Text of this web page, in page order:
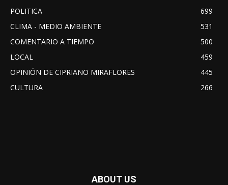
POLITICA
699
CLIMA - MEDIO AMBIENTE
531
COMENTARIO A TIEMPO
500
LOCAL
459
OPINIÓN DE CIPRIANO MIRAFLORES
445
CULTURA
266
ABOUT US